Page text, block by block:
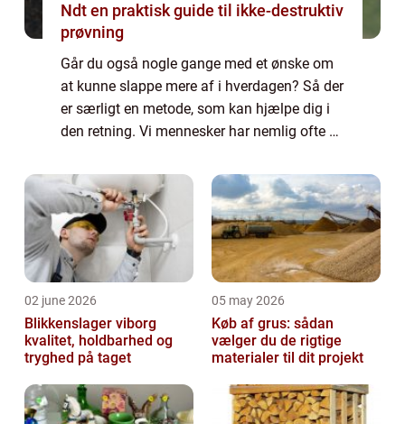
Ndt en praktisk guide til ikke-destruktiv
prøvning
Går du også nogle gange med et ønske om
at kunne slappe mere af i hverdagen? Så der
er særligt en metode, som kan hjælpe dig i
den retning. Vi mennesker har nemlig ofte en
02 june 2026
Blikkenslager viborg
kvalitet, holdbarhed og
tryghed på taget
05 may 2026
Køb af grus: sådan
vælger du de rigtige
materialer til dit projekt